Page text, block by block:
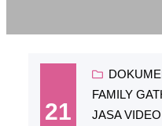
21
FAMILY
JASA